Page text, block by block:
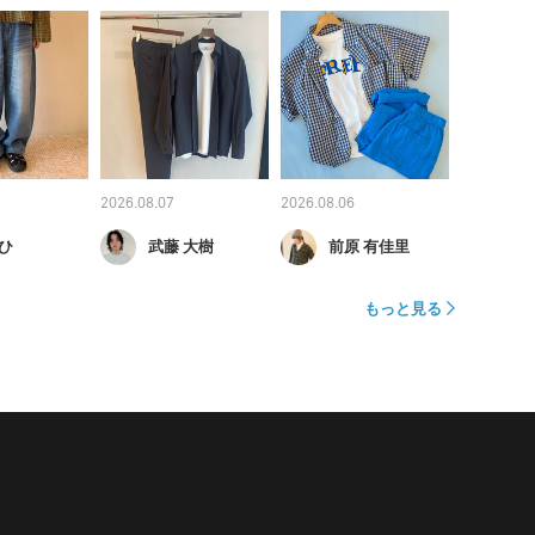
2026.08.07
武藤 大樹
2026.08.06
前原 有佳里
もっと見る